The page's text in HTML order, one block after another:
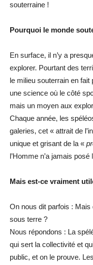
souterraine !
Pourquoi le monde
En surface, il n’y a
explorer. Pourtant des
le milieu souterrain en
une science où le côté
mais un moyen aux
Chaque année, les
galeries, cet « attrait de
unique et grisant de la «
l’Homme n’a jamais posé
Mais est-ce vraiment
On nous dit parfois : Mais
sous terre ?
Nous répondons : La
qui sert la collectivité et
public, et on le prouve.